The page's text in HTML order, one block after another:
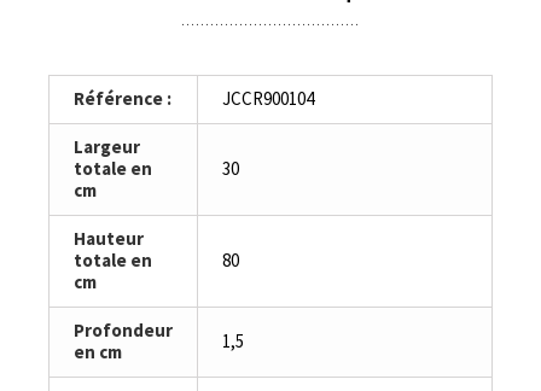
Référence : JCCR900104
Largeur
totale en
cm
30
Hauteur
totale en
cm
80
Profondeur
en cm
1,5